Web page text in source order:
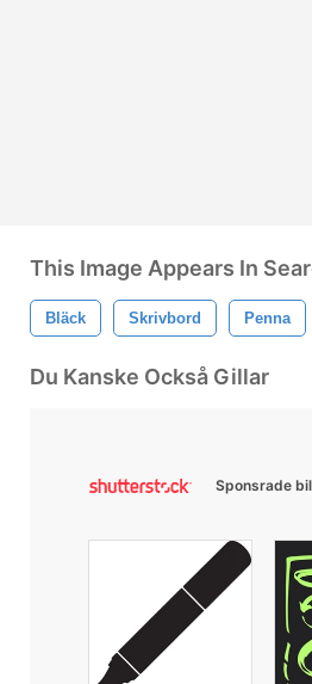
This Image Appears In
Bläck Skrivbord Penna
Du Kanske Också Gillar
Sponsrade